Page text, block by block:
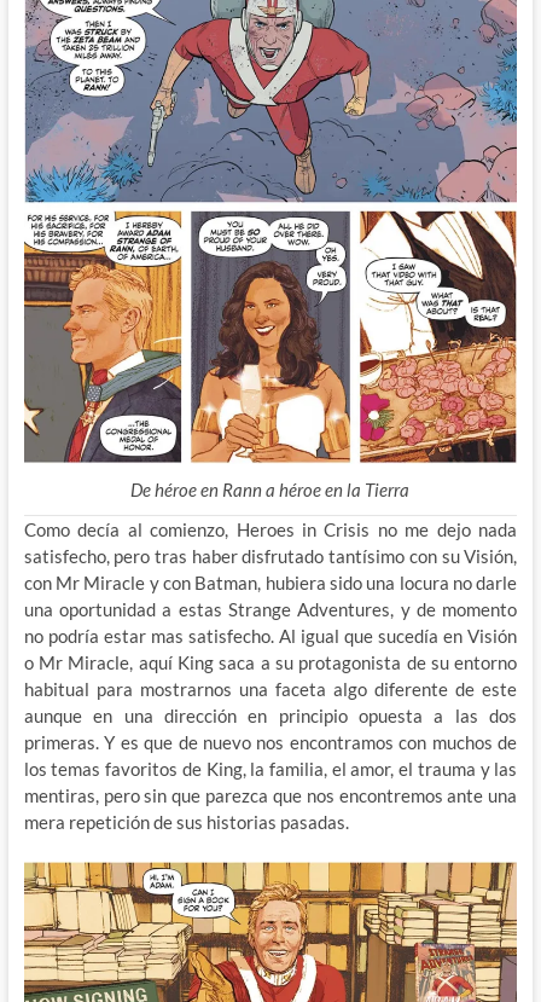
De héroe en Rann a héroe en la Tierra
Como decía al comienzo, Heroes in Crisis no me dejo nada
satisfecho, pero tras haber disfrutado tantísimo con su Visión,
con Mr Miracle y con Batman, hubiera sido una locura no darle
una oportunidad a estas Strange Adventures, y de momento
no podría estar mas satisfecho. Al igual que sucedía en Visión
o Mr Miracle, aquí King saca a su protagonista de su entorno
habitual para mostrarnos una faceta algo diferente de este
aunque en una dirección en principio opuesta a las dos
primeras. Y es que de nuevo nos encontramos con muchos de
los temas favoritos de King, la familia, el amor, el trauma y las
mentiras, pero sin que parezca que nos encontremos ante una
mera repetición de sus historias pasadas.